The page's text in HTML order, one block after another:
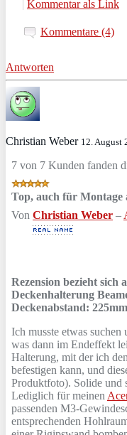
| Kommentar als Link
Kommentare (4)
Antworten
Christian Weber 12. August
7 von 7 Kunden fanden
Top, auch für Montage
Von Christian Weber –
Rezension bezieht sich
Deckenhalterung
Deckenabstand:
Ich musste etwas suchen
was dann im Endeffekt
Halterung, mit der ich
befestigen kann, und
Produktfoto). Solide und
Lediglich für meinen
passenden M3-
entsprechenden